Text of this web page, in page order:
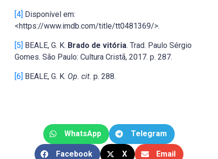
[4] Disponível em:
<https://www.imdb.com/title/tt0481369/>.
[5] BEALE, G. K. Brado de vitória. Trad. Paulo Sérgio
Gomes. São Paulo: Cultura Cristã, 2017. p. 287.
[6] BEALE, G. K. Op. cit. p. 288.
WhatsApp Telegram
Facebook X Email